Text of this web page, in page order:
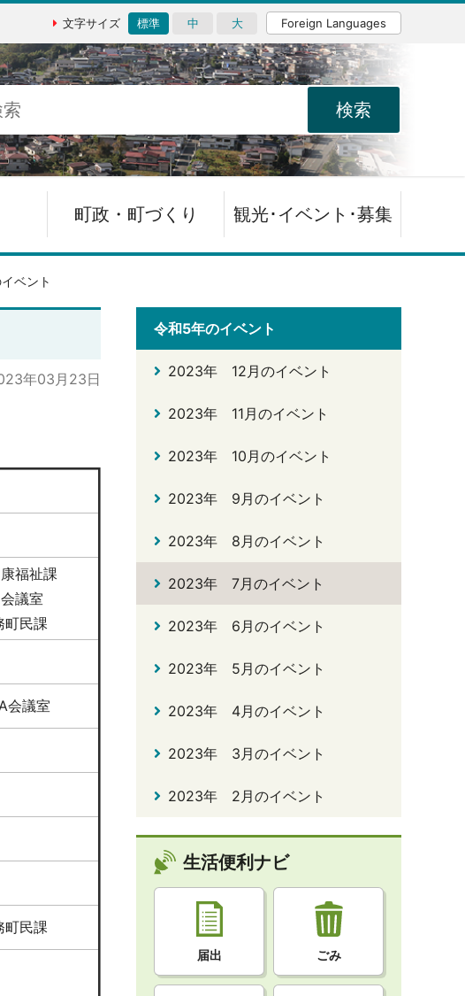
文字サイズ 標準 中 大 Foreign Languages
町政・町づくり 観光･イベント･募集
ベント
年03月23日
福祉課
議室
町民課
会議室
町民課
令和5年のイベント
2023年 12月のイベント
2023年 11月のイベント
2023年 10月のイベント
2023年 9月のイベント
2023年 8月のイベント
2023年 7月のイベント
2023年 6月のイベント
2023年 5月のイベント
2023年 4月のイベント
2023年 3月のイベント
2023年 2月のイベント
生活便利ナビ
届出 ごみ